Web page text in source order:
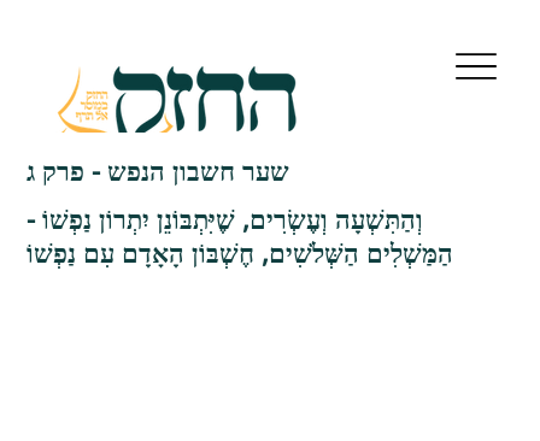
שער חשבון הנפש - פרק ג
וְהַתִּשְׁעָה וְעֶשְׂרִים, שֶׁיִּתְבּוֹנֵן יִתְרוֹן נַפְשׁוֹ -
הַמַּשְׁלִים הַשְּׁלֹשִׁים, חֶשְׁבּוֹן הָאָדָם עִם נַפְשׁוֹ